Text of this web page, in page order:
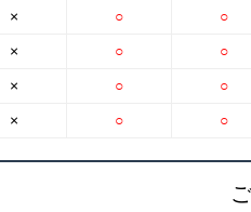
×
×
×
×
○
○
○
○
○
○
○
○